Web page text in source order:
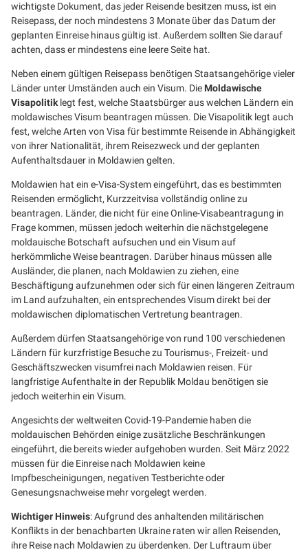
wichtigste Dokument, das jeder Reisende besitzen muss, ist ein
Reisepass, der noch mindestens 3 Monate über das Datum der
geplanten Einreise hinaus gültig ist. Außerdem sollten Sie darauf
achten, dass er mindestens eine leere Seite hat.
Neben einem gültigen Reisepass benötigen Staatsangehörige vieler
Länder unter Umständen auch ein Visum. Die Moldawische
Visapolitik legt fest, welche Staatsbürger aus welchen Ländern ein
moldawisches Visum beantragen müssen. Die Visapolitik legt auch
fest, welche Arten von Visa für bestimmte Reisende in Abhängigkeit
von ihrer Nationalität, ihrem Reisezweck und der geplanten
Aufenthaltsdauer in Moldawien gelten.
Moldawien hat ein e-Visa-System eingeführt, das es bestimmten
Reisenden ermöglicht, Kurzzeitvisa vollständig online zu
beantragen. Länder, die nicht für eine Online-Visabeantragung in
Frage kommen, müssen jedoch weiterhin die nächstgelegene
moldauische Botschaft aufsuchen und ein Visum auf
herkömmliche Weise beantragen. Darüber hinaus müssen alle
Ausländer, die planen, nach Moldawien zu ziehen, eine
Beschäftigung aufzunehmen oder sich für einen längeren Zeitraum
im Land aufzuhalten, ein entsprechendes Visum direkt bei der
moldawischen diplomatischen Vertretung beantragen.
Außerdem dürfen Staatsangehörige von rund 100 verschiedenen
Ländern für kurzfristige Besuche zu Tourismus-, Freizeit- und
Geschäftszwecken visumfrei nach Moldawien reisen. Für
langfristige Aufenthalte in der Republik Moldau benötigen sie
jedoch weiterhin ein Visum.
Angesichts der weltweiten Covid-19-Pandemie haben die
moldauischen Behörden einige zusätzliche Beschränkungen
eingeführt, die bereits wieder aufgehoben wurden. Seit März 2022
müssen für die Einreise nach Moldawien keine
Impfbescheinigungen, negativen Testberichte oder
Genesungsnachweise mehr vorgelegt werden.
Wichtiger Hinweis: Aufgrund des anhaltenden militärischen
Konflikts in der benachbarten Ukraine raten wir allen Reisenden,
ihre Reise nach Moldawien zu überdenken. Der Luftraum über